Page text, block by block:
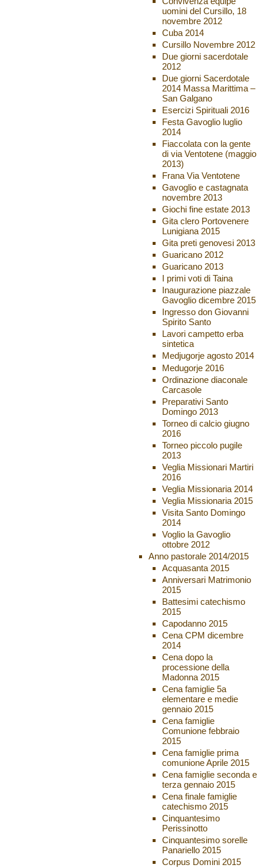
uomini del Cursillo, 18
novembre 2012
Cuba 2014
Cursillo Novembre 2012
Due giorni sacerdotale
2012
Due giorni Sacerdotale
2014 Massa Marittima –
San Galgano
Esercizi Spirituali 2016
Festa Gavoglio luglio
2014
Fiaccolata con la gente
di via Ventotene (maggio
2013)
Frana Via Ventotene
Gavoglio e castagnata
novembre 2013
Giochi fine estate 2013
Gita clero Portovenere
Lunigiana 2015
Gita preti genovesi 2013
Guaricano 2012
Guaricano 2013
I primi voti di Taina
Inaugurazione piazzale
Gavoglio dicembre 2015
Ingresso don Giovanni
Spirito Santo
Lavori campetto erba
sintetica
Medjugorje agosto 2014
Medugorje 2016
Ordinazione diaconale
Carcasole
Preparativi Santo
Domingo 2013
Torneo di calcio giugno
2016
Torneo piccolo pugile
2013
Veglia Missionari Martiri
2016
Veglia Missionaria 2014
Veglia Missionaria 2015
Visita Santo Domingo
2014
Voglio la Gavoglio
ottobre 2012
Anno pastorale 2014/2015
Acquasanta 2015
Anniversari Matrimonio
2015
Battesimi catechismo
2015
Capodanno 2015
Cena CPM dicembre
2014
Cena dopo la
processione della
Madonna 2015
Cena famiglie 5a
elementare e medie
gennaio 2015
Cena famiglie
Comunione febbraio
2015
Cena famiglie prima
comunione Aprile 2015
Cena famiglie seconda e
terza gennaio 2015
Cena finale famiglie
catechismo 2015
Cinquantesimo
Perissinotto
Cinquantesimo sorelle
Panariello 2015
Corpus Domini 2015